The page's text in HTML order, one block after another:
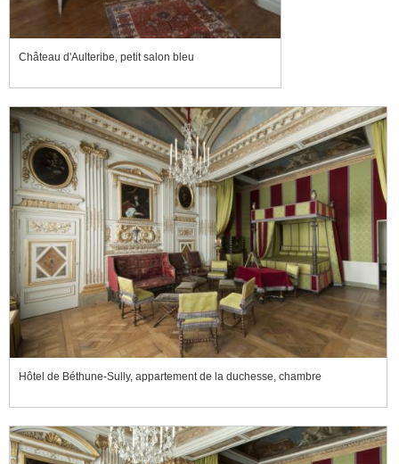
Château d'Aulteribe, petit salon bleu
Hôtel de Béthune-Sully, appartement de la duchesse, chambre